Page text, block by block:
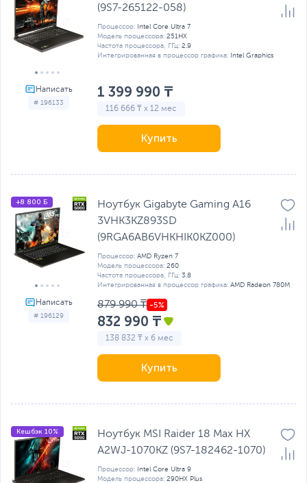
# 196133
(9S7-265122-058)
Процессор: Intel Core Ultra 7
Модель процессора: 251HX
Частота процессора, ГГц: 2.9
Интегрированная в процессор графика: Intel Graphics
1 399 990 ₸
116 666 ₸ x 12 мес
Купить
# 196129
+8 800 Б
Ноутбук Gigabyte Gaming A16
3VHK3KZ893SD
(9RGA6AB6VHKHIK0KZ000)
Процессор: AMD Ryzen 7
Модель процессора: 260
Частота процессора, ГГц: 3.8
Интегрированная в процессор графика: AMD Radeon 780M
879 990 ₸
832 990 ₸
138 832 ₸ x 6 мес
Купить
Кешбэк 10%
Ноутбук MSI Raider 18 Max HX
A2WJ-1070KZ (9S7-182462-1070)
Процессор: Intel Core Ultra 9
Модель процессора: 290HX Plus